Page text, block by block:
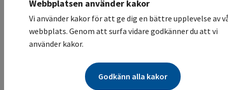
Hosta mycket vanligt. Nästäppa och rinorré (rinnsnuva)
förekommer. Näsblod förekommer.
Biverkningskontroll
Trötthet mycket vanligt, kan nå grad 3-4.
Huvudvärk, yrsel och sömnlöshet vanligt. Ångest
Webbplatsen använder kakor
Vi använder kakor för att ge dig en bättre upplevelse av
webbplats. Genom att surfa vidare godkänner du att vi
använder kakor.
Godkänn alla kakor